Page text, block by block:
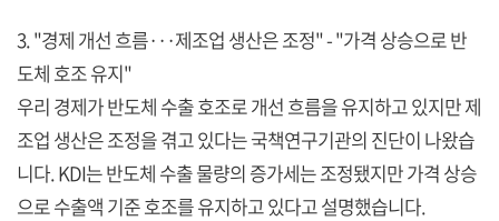
3. "경제 개선 흐름···제조업 생산은 조정" - "가격 상승으로 반
도체 호조 유지"
우리 경제가 반도체 수출 호조로 개선 흐름을 유지하고 있지만 제
조업 생산은 조정을 겪고 있다는 국책연구기관의 진단이 나왔습
니다. KDI는 반도체 수출 물량의 증가세는 조정됐지만 가격 상승
으로 수출액 기준 호조를 유지하고 있다고 설명했습니다.